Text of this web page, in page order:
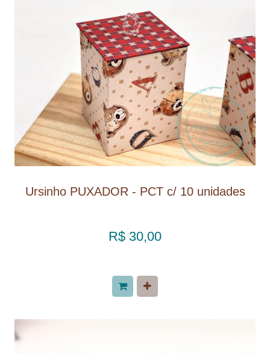
COMPARAR PRODUTOS (0)
Ursinho PUXADOR - PCT c/ 10 unidades
R$ 30,00